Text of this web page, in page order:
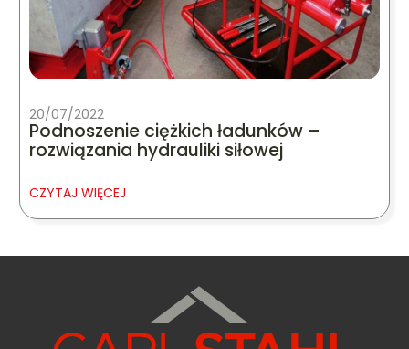
20/07/2022
Podnoszenie ciężkich ładunków –
rozwiązania hydrauliki siłowej
CZYTAJ WIĘCEJ